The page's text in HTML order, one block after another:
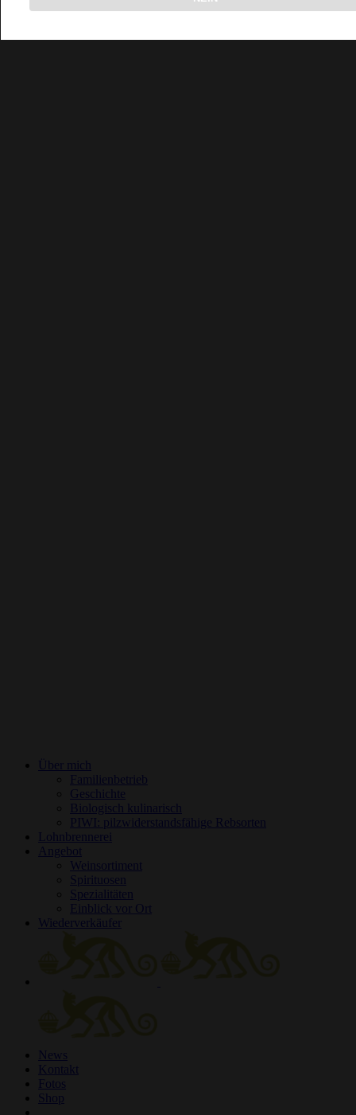
Über mich
Familienbetrieb
Geschichte
Biologisch kulinarisch
PIWI: pilzwiderstandsfähige Rebsorten
Lohnbrennerei
Angebot
Weinsortiment
Spirituosen
Spezialitäten
Einblick vor Ort
Wiederverkäufer
News
Kontakt
Fotos
Shop